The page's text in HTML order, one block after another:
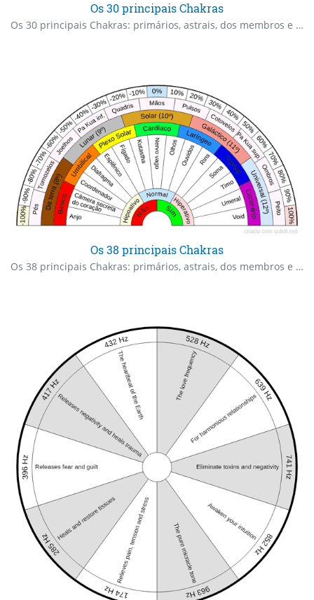
Os 30 principais Chakras
Os 30 principais Chakras: primários, astrais, dos membros e secundários.
Os 38 principais Chakras
Os 38 principais Chakras: primários, astrais, dos membros e secundários.